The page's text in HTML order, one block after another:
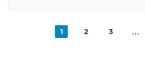
1 2 3